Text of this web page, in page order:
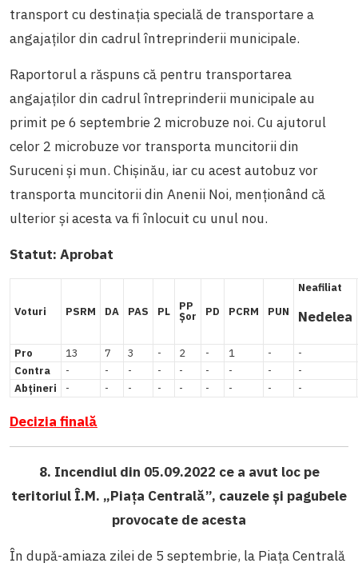
transport cu destinația specială de transportare a
angajaților din cadrul întreprinderii municipale.
Raportorul a răspuns că pentru transportarea
angajaților din cadrul întreprinderii municipale au
primit pe 6 septembrie 2 microbuze noi. Cu ajutorul
celor 2 microbuze vor transporta muncitorii din
Suruceni și mun. Chișinău, iar cu acest autobuz vor
transporta muncitorii din Anenii Noi, menționând că
ulterior și acesta va fi înlocuit cu unul nou.
Statut: Aprobat
Voturi PSRM DA PAS PL PP
Șor PD PCRM PUN
Neafiliat
Nedelea
Pro 13 7 3 - 2 - 1 -
-
Contra
- - - - - - - -
-
Abțineri
- - - - - - - - -
Decizia finală
8. Incendiul din 05.09.2022 ce a avut loc pe
teritoriul Î.M. „Piața Centrală”, cauzele și pagubele
provocate de acesta
În după-amiaza zilei de 5 septembrie, la Piața Centrală